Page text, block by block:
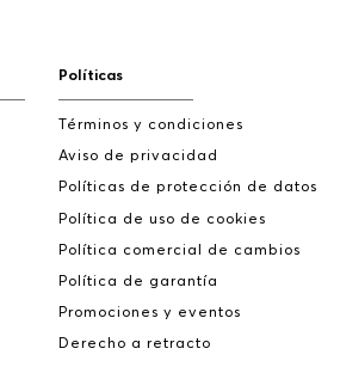
Políticas
Términos y condiciones
Aviso de privacidad
Políticas de protección de datos
Política de uso de cookies
Política comercial de cambios
Política de garantía
Promociones y eventos
Derecho a retracto